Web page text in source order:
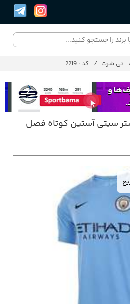
تی شرت کد : 2219
سیتی آستین کوتاه فصل